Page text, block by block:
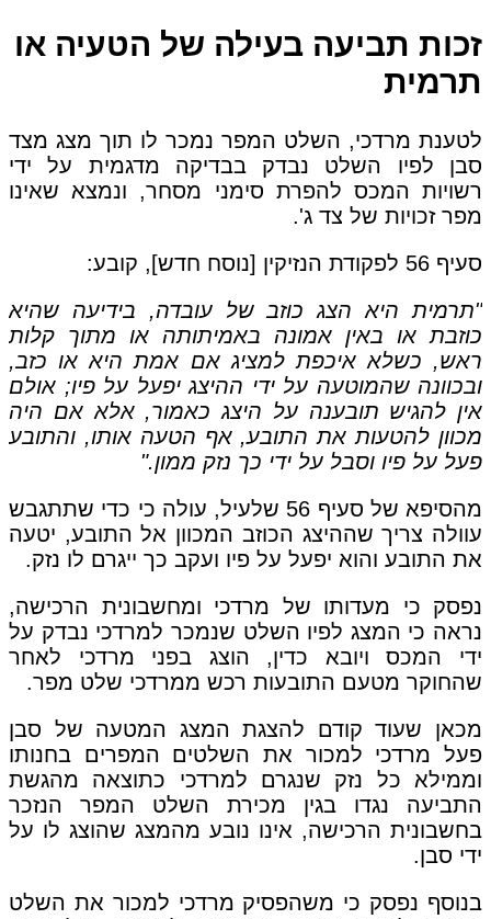
זכות תביעה בעילה של הטעיה או
תרמית
לטענת מרדכי, השלט המפר נמכר לו תוך מצג מצד
סבן לפיו השלט נבדק בבדיקה מדגמית על ידי
רשויות המכס להפרת סימני מסחר, ונמצא שאינו
מפר זכויות של צד ג'.
סעיף 56 לפקודת הנזיקין [נוסח חדש], קובע:
"תרמית היא הצג כוזב של עובדה, בידיעה שהיא
כוזבת או באין אמונה באמיתותה או מתוך קלות
ראש, כשלא איכפת למציג אם אמת היא או כזב,
ובכוונה שהמוטעה על ידי ההיצג יפעל על פיו; אולם
אין להגיש תובענה על היצג כאמור, אלא אם היה
מכוון להטעות את התובע, אף הטעה אותו, והתובע
פעל על פיו וסבל על ידי כך נזק ממון."
מהסיפא של סעיף 56 שלעיל, עולה כי כדי שתתגבש
עוולה צריך שההיצג הכוזב המכוון אל התובע, יטעה
את התובע והוא יפעל על פיו ועקב כך ייגרם לו נזק.
נפסק כי מעדותו של מרדכי ומחשבונית הרכישה,
נראה כי המצג לפיו השלט שנמכר למרדכי נבדק על
ידי המכס ויובא כדין, הוצג בפני מרדכי לאחר
שהחוקר מטעם התובעות רכש ממרדכי שלט מפר.
מכאן שעוד קודם להצגת המצג המטעה של סבן
פעל מרדכי למכור את השלטים המפרים בחנותו
וממילא כל נזק שנגרם למרדכי כתוצאה מהגשת
התביעה נגדו בגין מכירת השלט המפר הנזכר
בחשבונית הרכישה, אינו נובע מהמצג שהוצג לו על
ידי סבן.
בנוסף נפסק כי משהפסיק מרדכי למכור את השלט